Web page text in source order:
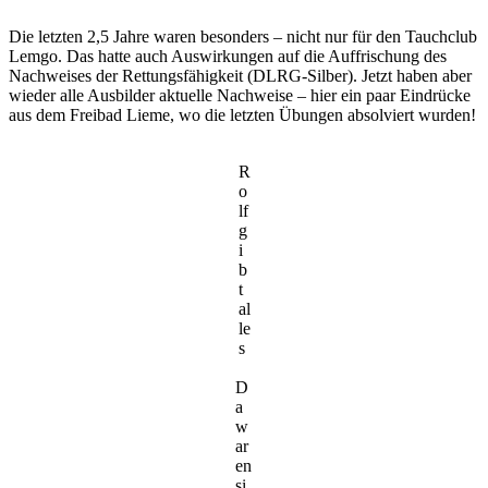
Die letzten 2,5 Jahre waren besonders – nicht nur für den Tauchclub
Lemgo. Das hatte auch Auswirkungen auf die Auffrischung des
Nachweises der Rettungsfähigkeit (DLRG-Silber). Jetzt haben aber
wieder alle Ausbilder aktuelle Nachweise – hier ein paar Eindrücke
aus dem Freibad Lieme, wo die letzten Übungen absolviert wurden!
R
o
lf
g
i
b
t
al
le
s
D
a
w
ar
en